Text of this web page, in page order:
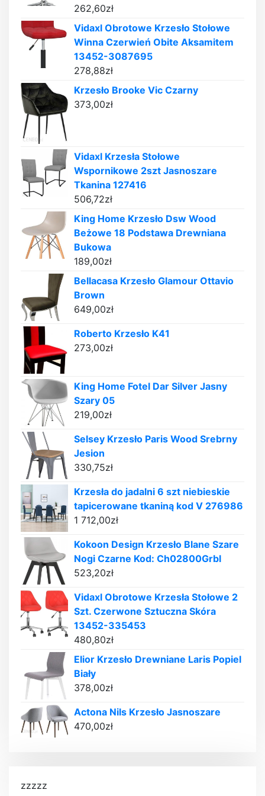
262,60zł
Vidaxl Obrotowe Krzesło Stołowe
Winna Czerwień Obite Aksamitem
13452-3087695
278,88zł
Krzesło Brooke Vic Czarny
373,00zł
Vidaxl Krzesła Stołowe
Wspornikowe 2szt Jasnoszare
Tkanina 127416
506,72zł
King Home Krzesło Dsw Wood
Beżowe 18 Podstawa Drewniana
Bukowa
189,00zł
Bellacasa Krzesło Glamour Ottavio
Brown
649,00zł
Roberto Krzesło K41
273,00zł
King Home Fotel Dar Silver Jasny
Szary 05
219,00zł
Selsey Krzesło Paris Wood Srebrny
Jesion
330,75zł
Krzesła do jadalni 6 szt niebieskie
tapicerowane tkaniną kod V 276986
1 712,00zł
Kokoon Design Krzesło Blane Szare
Nogi Czarne Kod: Ch02800Grbl
523,20zł
Vidaxl Obrotowe Krzesła Stołowe 2
Szt. Czerwone Sztuczna Skóra
13452-335453
480,80zł
Elior Krzesło Drewniane Laris Popiel
Biały
378,00zł
Actona Nils Krzesło Jasnoszare
470,00zł
zzzzz